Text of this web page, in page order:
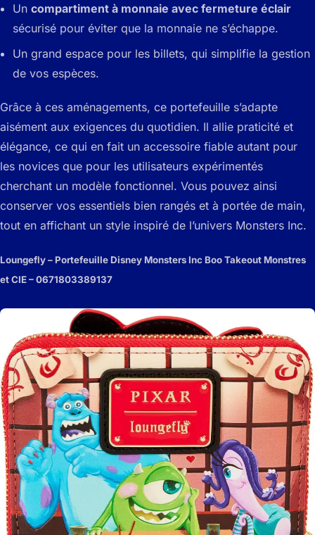
Un compartiment à monnaie avec fermeture éclair
sécurisé pour éviter que la monnaie ne s’échappe.
Un grand espace pour les billets, qui simplifie la gestion
de vos espèces.
Grâce à ces aménagements, ce portefeuille s’adapte
aisément aux exigences du quotidien. Il allie praticité et
élégance, ce qui en fait un accessoire fiable autant pour
les novices que pour les utilisateurs expérimentés
cherchant un modèle fonctionnel. Vous pouvez ainsi
conserver vos essentiels bien rangés et à portée de main,
tout en affichant un style inspiré de l’univers Monsters Inc.
Loungefly – Portefeuille Disney Monsters Inc Boo Takeout Monstres
et CIE – 0671803389137